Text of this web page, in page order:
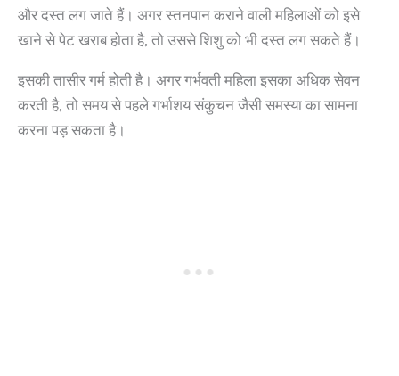
और दस्त लग जाते हैं। अगर स्तनपान कराने वाली महिलाओं को इसे
खाने से पेट खराब होता है, तो उससे शिशु को भी दस्त लग सकते हैं।
इसकी तासीर गर्म होती है। अगर गर्भवती महिला इसका अधिक सेवन
करती है, तो समय से पहले गर्भाशय संकुचन जैसी समस्या का सामना
करना पड़ सकता है।